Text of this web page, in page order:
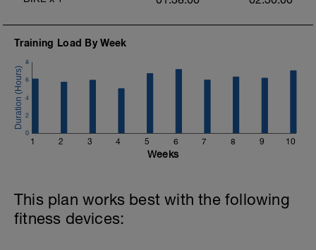
Training Load By Week
1 2 3 4 5 6 7 8 9 10
0
2
4
6
8
Weeks
This plan works best with the following
fitness devices: